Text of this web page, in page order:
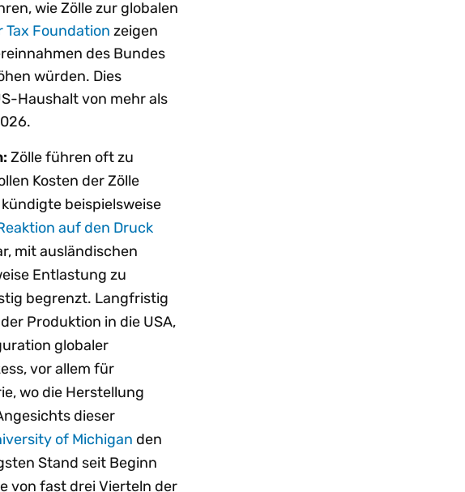
wie Zölle zur globalen
Foundation zeigen
des Bundes
würden. Dies
Haushalt von mehr als
Zölle führen oft zu
Kosten der Zölle
beispielsweise
auf den Druck
mit ausländischen
Entlastung zu
begrenzt. Langfristig
Produktion in die USA,
globaler
vor allem für
wo die Herstellung
dieser
of Michigan den
Stand seit Beginn
von fast drei Vierteln der